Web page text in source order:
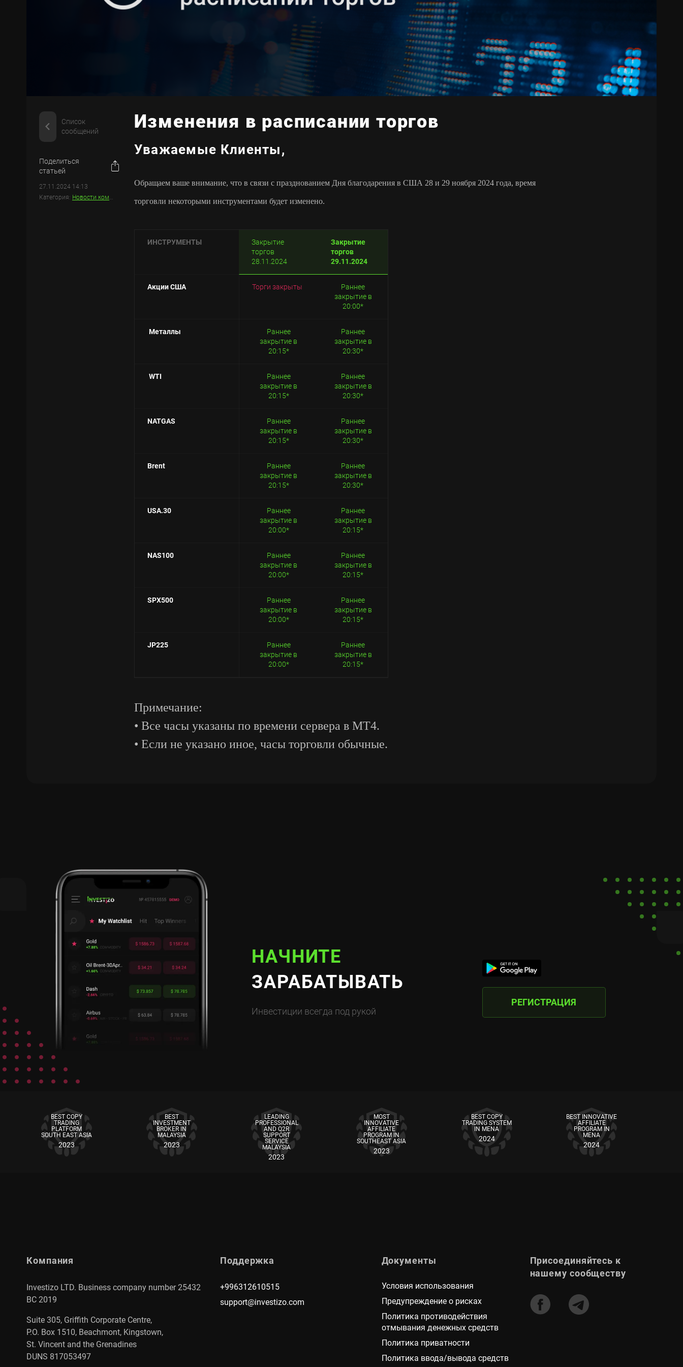
Список
сообщений
Поделиться
статьей
27.11.2024 14:13
Категория: Новости компании
Изменения в расписании торгов
Уважаемые Клиенты,
Обращаем ваше внимание, что в связи с празднованием Дня благодарения в США 28 и 29 ноября 2024 года, время
торговли некоторыми инструментами будет изменено.
ИНСТРУМЕНТЫ
Закрытие
торгов
28.11.2024
Закрытие
торгов
29.11.2024
Акции США Торги закрыты
Раннее
закрытие в
20:00*
Металлы
Раннее
закрытие в
20:15*
Раннее
закрытие в
20:30*
WTI
Раннее
закрытие в
20:15*
Раннее
закрытие в
20:30*
NATGAS
Раннее
закрытие в
20:15*
Раннее
закрытие в
20:30*
Brent
Раннее
закрытие в
20:15*
Раннее
закрытие в
20:30*
USA.30
Раннее
закрытие в
20:00*
Раннее
закрытие в
20:15*
NAS100
Раннее
закрытие в
20:00*
Раннее
закрытие в
20:15*
SPX500
Раннее
закрытие в
20:00*
Раннее
закрытие в
20:15*
JP225
Раннее
закрытие в
20:00*
Раннее
закрытие в
20:15*
Примечание:
• Все часы указаны по времени сервера в MT4.
• Если не указано иное, часы торговли обычные.
НАЧНИТЕ
ЗАРАБАТЫВАТЬ
Инвестиции всегда под рукой
РЕГИСТРАЦИЯ
BEST COPY
TRADING
PLATFORM
SOUTH EAST ASIA
2023
BEST
INVESTMENT
BROKER IN
MALAYSIA
2023
LEADING
PROFESSIONAL
AND Q2R
SUPPORT
SERVICE
MALAYSIA
2023
MOST
INNOVATIVE
AFFILIATE
PROGRAM IN
SOUTHEAST ASIA
2023
BEST COPY
TRADING SYSTEM
IN MENA
2024
BEST INNOVATIVE
AFFILIATE
PROGRAM IN
MENA
2024
Компания
Investizo LTD. Business company number 25432
BC 2019
Suite 305, Griffith Corporate Centre,
P.O. Box 1510, Beachmont, Kingstown,
St. Vincent and the Grenadines
DUNS 817053497
Поддержка
+996312610515
support@investizo.com
Документы
Условия использования
Предупреждение о рисках
Политика противодействия
отмывания денежных средств
Политика приватности
Политика ввода/вывода средств
Присоединяйтесь к
нашему сообществу